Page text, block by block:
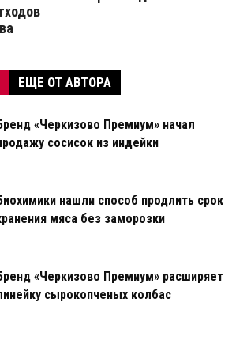
ЕЩЕ ОТ АВТОРА
«Черкизово Премиум» начал
сосисок из индейки
нашли способ продлить срок
мяса без заморозки
«Черкизово Премиум» расширяет
сырокопченых колбас